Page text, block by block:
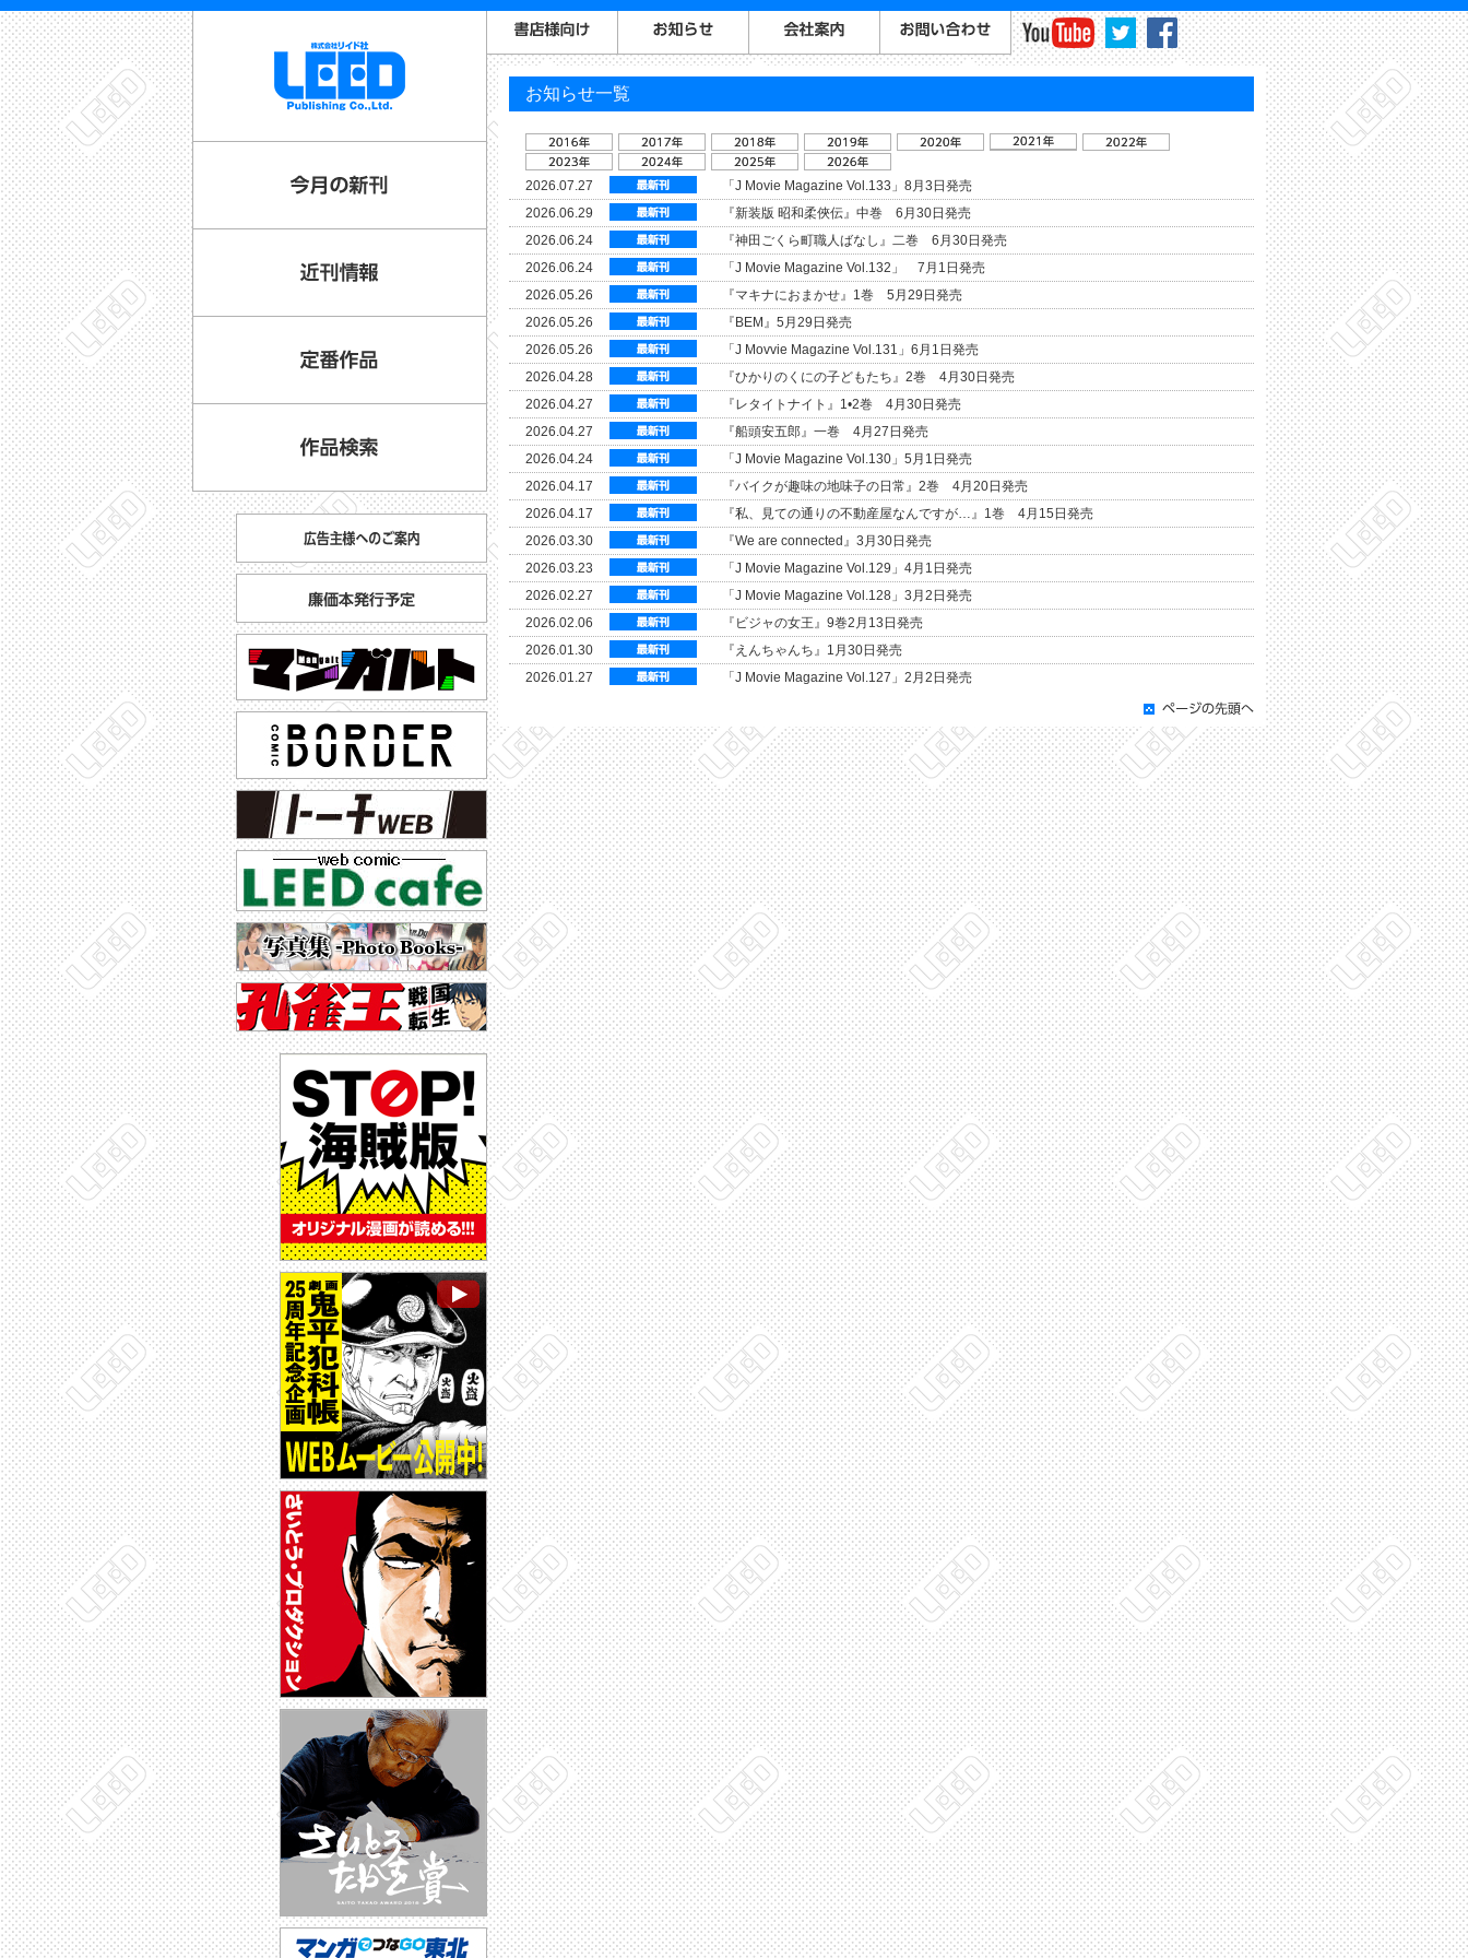
お知らせ一覧
2026.07.27
「J Movie Magazine Vol.133」8月3日発売
2026.06.29
『新装版 昭和柔俠伝』中巻 6月30日発売
2026.06.24
『神田ごくら町職人ばなし』二巻 6月30日発売
2026.06.24
「J Movie Magazine Vol.132」 7月1日発売
2026.05.26
『マキナにおまかせ』1巻 5月29日発売
2026.05.26
『BEM』5月29日発売
2026.05.26
「J Movvie Magazine Vol.131」6月1日発売
2026.04.28
『ひかりのくにの子どもたち』2巻 4月30日発売
2026.04.27
『レタイトナイト』1•2巻 4月30日発売
2026.04.27
『船頭安五郎』一巻 4月27日発売
2026.04.24
「J Movie Magazine Vol.130」5月1日発売
2026.04.17
『バイクが趣味の地味子の日常』2巻 4月20日発売
2026.04.17
『私、見ての通りの不動産屋なんですが…』1巻 4月15日発売
2026.03.30
『We are connected』3月30日発売
2026.03.23
「J Movie Magazine Vol.129」4月1日発売
2026.02.27
「J Movie Magazine Vol.128」3月2日発売
2026.02.06
『ビジャの女王』9巻2月13日発売
2026.01.30
『えんちゃんち』1月30日発売
2026.01.27
「J Movie Magazine Vol.127」2月2日発売